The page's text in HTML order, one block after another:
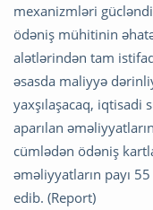
mexanizmləri
ödəniş mühitinin
alətlərindən tam
əsasda maliyyə
yaxşılaşacaq,
aparılan
cümlədən ödəniş
əməliyyatların payı
edib. (Report)